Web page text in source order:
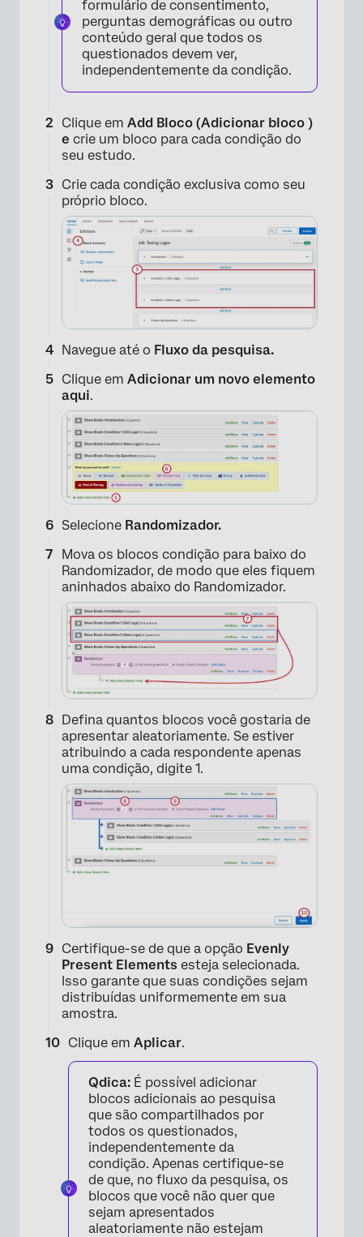
×
formulário de consentimento,
perguntas demográficas ou outro
conteúdo geral que todos os
questionados devem ver,
independentemente da condição.
Clique em Add Bloco (Adicionar bloco )
e crie um bloco para cada condição do
seu estudo.
Crie cada condição exclusiva como seu
próprio bloco.
Navegue até o Fluxo da pesquisa.
Clique em Adicionar um novo elemento
aqui.
×
Selecione Randomizador.
Mova os blocos condição para baixo do
Randomizador, de modo que eles fiquem
aninhados abaixo do Randomizador.
×
Defina quantos blocos você gostaria de
apresentar aleatoriamente. Se estiver
atribuindo a cada respondente apenas
uma condição, digite 1.
Certifique-se de que a opção Evenly
Present Elements esteja selecionada.
Isso garante que suas condições sejam
distribuídas uniformemente em sua
amostra.
Clique em Aplicar.
Qdica: É possível adicionar
blocos adicionais ao pesquisa
que são compartilhados por
todos os questionados,
independentemente da
condição. Apenas certifique-se
de que, no fluxo da pesquisa, os
blocos que você não quer que
sejam apresentados
aleatoriamente não estejam